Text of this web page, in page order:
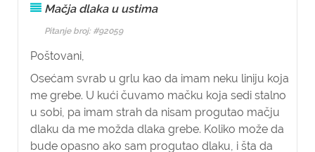
Mačja dlaka u ustima
Pitanje broj: #92059
Poštovani,
Osećam svrab u grlu kao da imam neku liniju koja
me grebe. U kući čuvamo mačku koja sedi stalno
u sobi, pa imam strah da nisam progutao mačju
dlaku da me možda dlaka grebe. Koliko može da
bude opasno ako sam progutao dlaku, i šta da